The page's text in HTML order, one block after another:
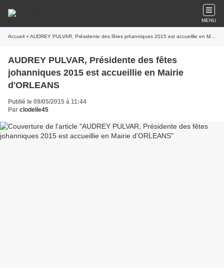
MENU
Accueil » AUDREY PULVAR, Présidente des fêtes johanniques 2015 est accueillie en Mairie d'ORLEANS
AUDREY PULVAR, Présidente des fêtes
johanniques 2015 est accueillie en Mairie
d'ORLEANS
Publié le 09/05/2015 à 11:44
Par clodelle45